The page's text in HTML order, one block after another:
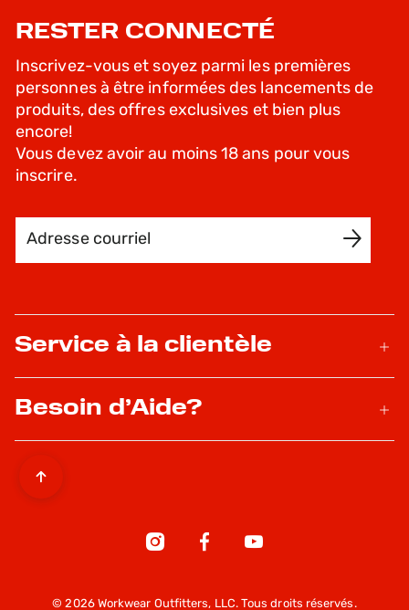
RESTER CONNECTÉ
Inscrivez-vous et soyez parmi les premières
personnes à être informées des lancements de
produits, des offres exclusives et bien plus
encore!
Vous devez avoir au moins 18 ans pour vous
inscrire.
Service à la clientèle
Besoin d’Aide?
© 2026 Workwear Outfitters, LLC. Tous droits réservés.